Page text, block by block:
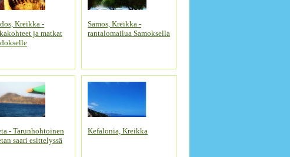
Kreikka -
ja matkat
Samos, Kreikka -
rantalomailua Samoksella
- Tarunhohtoinen
saari esittelyssä
Kefalonia, Kreikka